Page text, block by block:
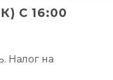
С 16:00
Налог на